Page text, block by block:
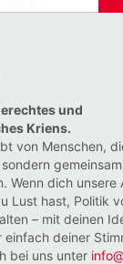
und
Kriens.
von Menschen,
Wenn dich unsere
Lust hast, Politik
– mit deinen
deiner
bei uns unter